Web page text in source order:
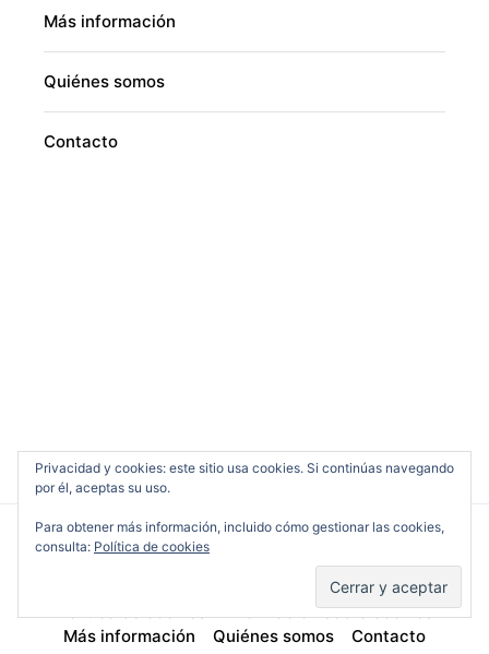
Más información
Quiénes somos
Contacto
Información sobre cookies
Más información
Quiénes somos Contacto
Privacidad y cookies: este sitio usa cookies. Si continúas navegando
por él, aceptas su uso.
Para obtener más información, incluido cómo gestionar las cookies,
consulta: Política de cookies